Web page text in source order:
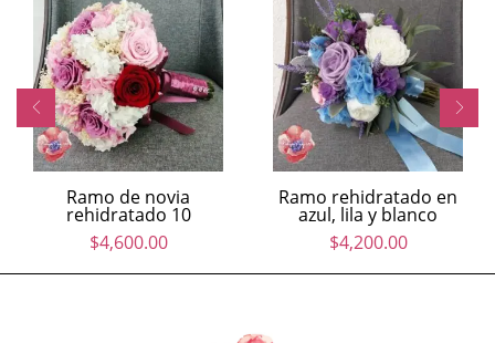
Ramo de novia
rehidratado 10
$4,600.00
Ramo rehidratado en
azul, lila y blanco
$4,200.00